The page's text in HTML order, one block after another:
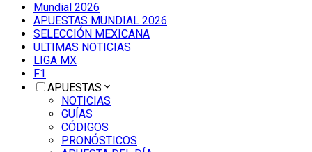
Mundial 2026
APUESTAS MUNDIAL 2026
SELECCIÓN MEXICANA
ULTIMAS NOTICIAS
LIGA MX
F1
APUESTAS
NOTICIAS
GUÍAS
CÓDIGOS
PRONÓSTICOS